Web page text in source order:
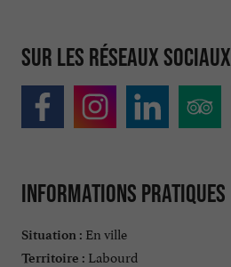
Sur les réseaux sociaux
Informations pratiques
Situation : En ville
Territoire : Labourd